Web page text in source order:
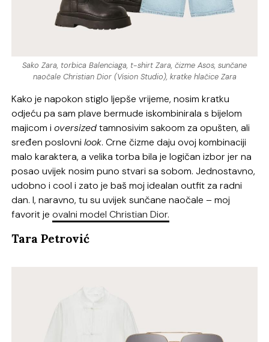
Sako Zara, torbica Balenciaga, t-shirt Zara, čizme Asos, sunčane
naočale Christian Dior (Vision Studio), kratke hlačice Zara
Kako je napokon stiglo ljepše vrijeme, nosim kratku
odjeću pa sam plave bermude iskombinirala s bijelom
majicom ioversizedtamnosivim sakoom za opušten, ali
sređen poslovnilook. Crne čizme daju ovoj kombinaciji
malo karaktera, a velika torba bila je logičan izbor jer na
posao uvijek nosim puno stvari sa sobom. Jednostavno,
udobno i cool i zato je baš moj idealan outfit za radni
dan. I, naravno, tu su uvijek sunčane naočale – moj
favorit jeovalni model Christian Dior.
Tara Petrović